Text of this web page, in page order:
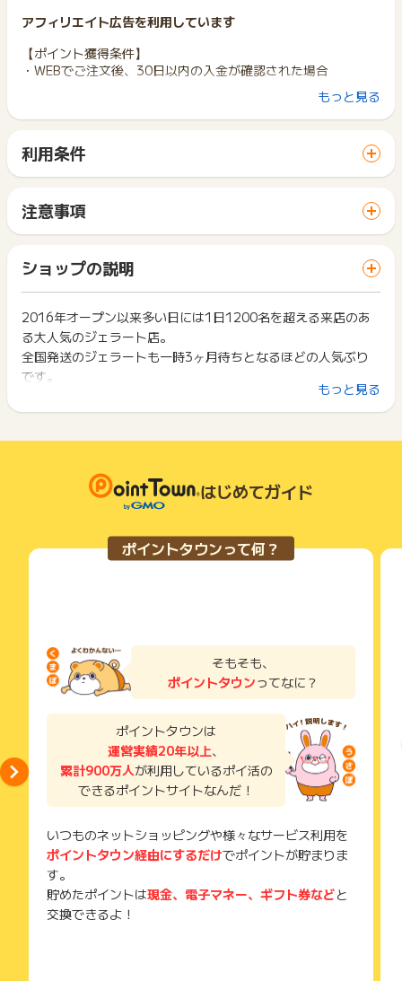
アフィリエイト広告を利用しています
【ポイント獲得条件】
・WEBでご注文後、30日以内の入金が確認された場合
・いたずら、虚偽が確認された場合
・未入金、キャンセルされた場合
・商品受領の延期や受取拒否された場合
※ポイントに関するお問い合わせは、
ポイントタウンのサポート
までお問い合わせください。ポイントについて、広告主に直接
お問い合わせをした場合、ポイント獲得対象外となる場合がご
もっと見る
利用条件
サイトに移動してからお申し込みやお買い物が完了するまでの
間に、同じブラウザ（※）で他のサイトに移動した場合はポイン
ト獲得ができません。
「 ショッピングでポイントGET 」ボタンを押した時とサービ
ス・お買い物利用時で、デバイス・ブラウザが異なる場合はポ
イント獲得ができません。
2回以上同じお買い物・サービスをご利用される場合は、毎回
ポイントタウンに戻り、「 ショッピングでポイントGET 」ボ
タンを押してからご利用ください。
下記の事項に該当する場合、広告主側で対象外とみなし、「獲
い物を複数回ご利用された場合
て一度でも同サービス・お買い物を利用されたことがある場合
ご利用前には、Cookieの削除をおこなっていただくことを推奨
サービス・お買い物利用時にお電話など2つ以上の申し込み方
法がある場合、必ずサイト上のWEBフォームからお申し込みく
了などのメールは、ポイント獲得するまで必ず保管してくださ
獲得待ち・獲得失敗の状態でお問い合わせされる際に、該当の
メールを送っていただく場合がございます。
そのため、紛失・破棄された場合は対応いたしかねますので、
ご注意ください。
(※) SafariやChromeなどwebサイトを表示するアプリのこと
注意事項
一部のサービスにつきましては、1商品につき10円単位の金額
は切り捨てとなります。
ポイント獲得が1ポイント未満のものは切り捨てとなり、ポイ
ント履歴には記載されません。
原則として広告主側のポイント等を利用して支払われた金額分
につきましては、ポイントタウンのポイント獲得の対象には含
まれません。
広告主が運営しているサービスの都合もしくは会員様の都合で
商品の交換や一部でもキャンセルされた場合、ポイントが無効
になる可能性もございます。
条件を達成しているかどうかは各広告主ではなく、代理店が行
っているため、広告主はポイントに関する詳細を把握しており
そのため、ポイントタウンのポイントに関するお問い合わせを
広告主様に直接行わないようお願いいたします。
ショップの説明
2016年オープン以来多い日には1日1200名を超える来店のあ
る大人気のジェラート店。
全国発送のジェラートも一時3ヶ月待ちとなるほどの人気ぶり
です。
赤井川村山中牧場の低温殺菌牛乳と、ピューレなどは使わず旬
のフルーツを
もっと見る
はじめてガイド
ポイントタウンって何？
そもそも、
ポイントタウンってなに？
ポイントタウンは
運営実績20年以上、
累計900万人が利用しているポイ活の
できるポイントサイトなんだ！
いつものネットショッピングや様々なサービス利用を
ポイントタウン経由にするだけでポイントが貯まりま
す。
貯めたポイントは現金、電子マネー、ギフト券などと
交換できるよ！